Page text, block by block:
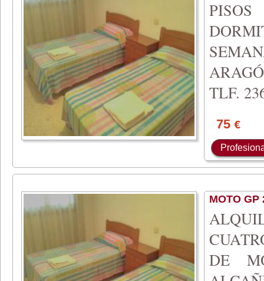
TLF.
75 €
MOTO GP
DE